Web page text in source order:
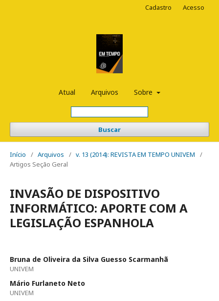
Atual Arquivos Sobre
Buscar
Cadastro Acesso
Início / Arquivos / v. 13 (2014): REVISTA EM TEMPO UNIVEM
/
Artigos Seção Geral
INVASÃO DE DISPOSITIVO
INFORMÁTICO: APORTE COM A
LEGISLAÇÃO ESPANHOLA
Bruna de Oliveira da Silva Guesso Scarmanhã
UNIVEM
Mário Furlaneto Neto
UNIVEM